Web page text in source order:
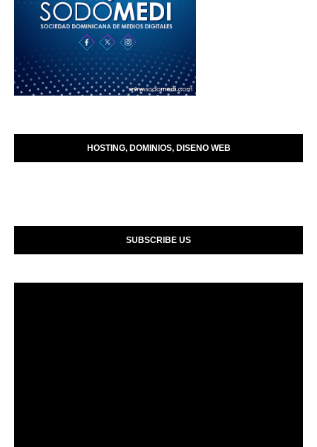
HOSTING, DOMINIOS, DISENO WEB
SUBSCRIBE US